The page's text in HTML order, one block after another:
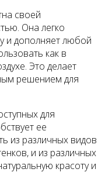
своей
Она легко
и дополняет любой
как в
Это делает
решением для
для
ее
из различных видов
и из различных
красоту и